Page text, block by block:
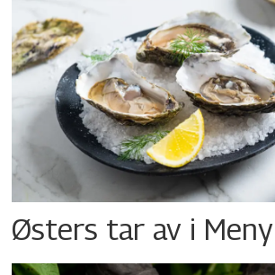
Østers tar av i Meny